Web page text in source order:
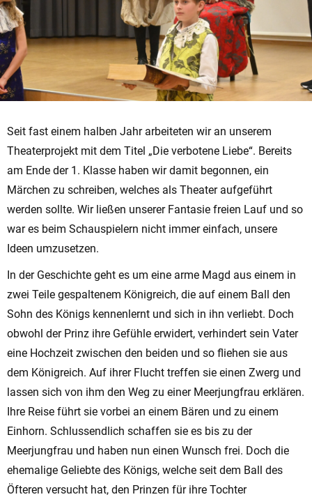
Seit fast einem halben Jahr arbeiteten wir an unserem
Theaterprojekt mit dem Titel „Die verbotene Liebe“. Bereits
am Ende der 1. Klasse haben wir damit begonnen, ein
Märchen zu schreiben, welches als Theater aufgeführt
werden sollte. Wir ließen unserer Fantasie freien Lauf und so
war es beim Schauspielern nicht immer einfach, unsere
Ideen umzusetzen.
In der Geschichte geht es um eine arme Magd aus einem in
zwei Teile gespaltenem Königreich, die auf einem Ball den
Sohn des Königs kennenlernt und sich in ihn verliebt. Doch
obwohl der Prinz ihre Gefühle erwidert, verhindert sein Vater
eine Hochzeit zwischen den beiden und so fliehen sie aus
dem Königreich. Auf ihrer Flucht treffen sie einen Zwerg und
lassen sich von ihm den Weg zu einer Meerjungfrau erklären.
Ihre Reise führt sie vorbei an einem Bären und zu einem
Einhorn. Schlussendlich schaffen sie es bis zu der
Meerjungfrau und haben nun einen Wunsch frei. Doch die
ehemalige Geliebte des Königs, welche seit dem Ball des
Öfteren versucht hat, den Prinzen für ihre Tochter